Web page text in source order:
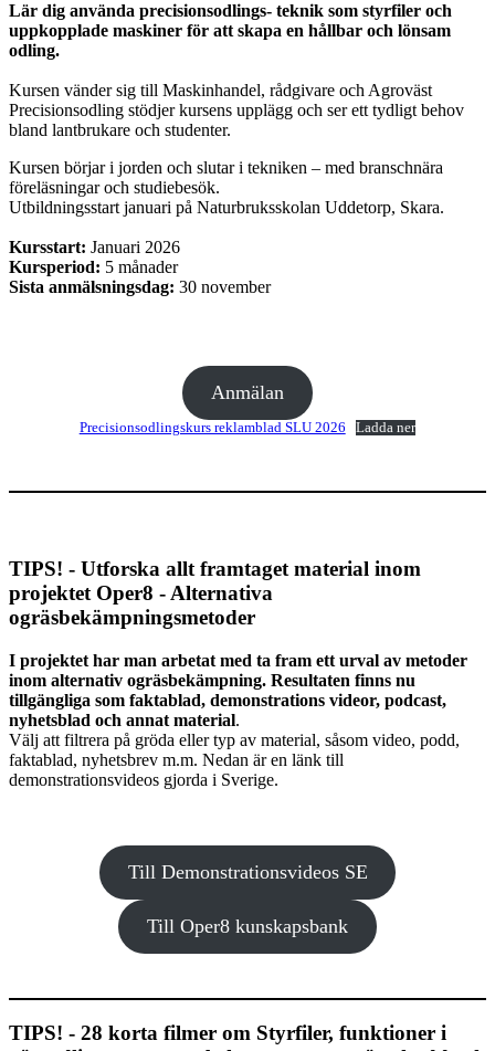
Lär dig använda precisionsodlings- teknik som styrfiler och
uppkopplade maskiner för att skapa en hållbar och lönsam
odling.
Kursen vänder sig till Maskinhandel, rådgivare och Agroväst
Precisionsodling stödjer kursens upplägg och ser ett tydligt behov
bland lantbrukare och studenter.
Kursen börjar i jorden och slutar i tekniken – med branschnära
föreläsningar och studiebesök.
Utbildningsstart januari på Naturbruksskolan Uddetorp, Skara.
Kursstart: Januari 2026
Kursperiod: 5 månader
Sista anmälsningsdag: 30 november
Anmälan
Precisionsodlingskurs reklamblad SLU 2026 Ladda ner
TIPS! - Utforska allt framtaget material inom
projektet Oper8 - Alternativa
ogräsbekämpningsmetoder
I projektet har man arbetat med ta fram ett urval av metoder
inom alternativ ogräsbekämpning. Resultaten finns nu
tillgängliga som faktablad, demonstrations videor, podcast,
nyhetsblad och annat material.
Välj att filtrera på gröda eller typ av material, såsom video, podd,
faktablad, nyhetsbrev m.m. Nedan är en länk till
demonstrationsvideos gjorda i Sverige.
Till Demonstrationsvideos SE
Till Oper8 kunskapsbank
TIPS! - 28 korta filmer om Styrfiler, funktioner i